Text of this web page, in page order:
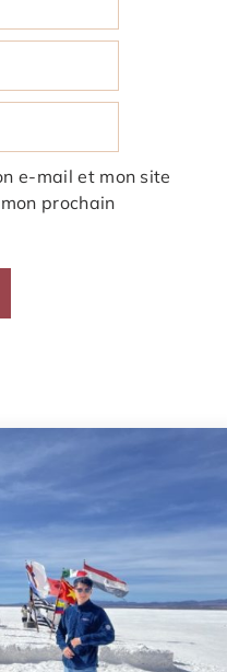
e-mail et mon site
prochain